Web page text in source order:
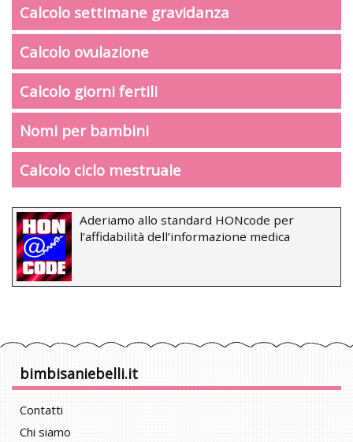
Calcolo settimane gravidanza
Calcolo ovulazione
Calcolo giorni fertili
Nomi per bambini
Calcolo ciclo mestruale
Aderiamo allo standard HONcode per
l’affidabilità dell’informazione medica
bimbisaniebelli.it
Contatti
Chi siamo